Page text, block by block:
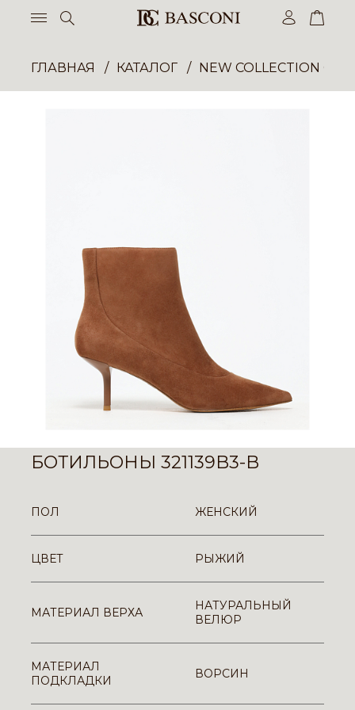
ГЛАВНАЯ КАТАЛОГ NEW COLLECTION
БОТИЛЬОНЫ 321139B3-B
ПОЛ ЖЕНСКИЙ
ЦВЕТ РЫЖИЙ
МАТЕРИАЛ ВЕРХА
НАТУРАЛЬНЫЙ
ВЕЛЮР
МАТЕРИАЛ
ПОДКЛАДКИ
ВОРСИН